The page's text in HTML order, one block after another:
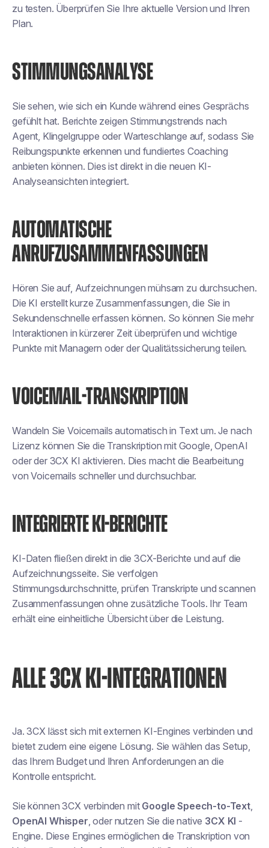
zu testen. Überprüfen Sie Ihre aktuelle Version und Ihren
Plan.
STIMMUNGSANALYSE
Sie sehen, wie sich ein Kunde während eines Gesprächs
gefühlt hat. Berichte zeigen Stimmungstrends nach
Agent, Klingelgruppe oder Warteschlange auf, sodass Sie
Reibungspunkte erkennen und fundiertes Coaching
anbieten können. Dies ist direkt in die neuen KI-
Analyseansichten integriert.
AUTOMATISCHE
ANRUFZUSAMMENFASSUNGEN
Hören Sie auf, Aufzeichnungen mühsam zu durchsuchen.
Die KI erstellt kurze Zusammenfassungen, die Sie in
Sekundenschnelle erfassen können. So können Sie mehr
Interaktionen in kürzerer Zeit überprüfen und wichtige
Punkte mit Managern oder der Qualitätssicherung teilen.
VOICEMAIL-TRANSKRIPTION
Wandeln Sie Voicemails automatisch in Text um. Je nach
Lizenz können Sie die Transkription mit Google, OpenAI
oder der 3CX KI aktivieren. Dies macht die Bearbeitung
von Voicemails schneller und durchsuchbar.
INTEGRIERTE KI-BERICHTE
KI-Daten fließen direkt in die 3CX-Berichte und auf die
Aufzeichnungsseite. Sie verfolgen
Stimmungsdurchschnitte, prüfen Transkripte und scannen
Zusammenfassungen ohne zusätzliche Tools. Ihr Team
erhält eine einheitliche Übersicht über die Leistung.
ALLE 3CX KI-INTEGRATIONEN
Ja. 3CX lässt sich mit externen KI-Engines verbinden und
bietet zudem eine eigene Lösung. Sie wählen das Setup,
das Ihrem Budget und Ihren Anforderungen an die
Kontrolle entspricht.
Sie können 3CX verbinden mit Google Speech-to-Text,
OpenAI Whisper, oder nutzen Sie die native 3CX KI -
Engine. Diese Engines ermöglichen die Transkription von